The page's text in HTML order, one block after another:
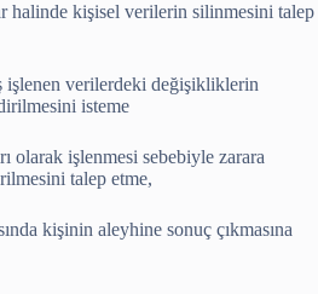
halinde kişisel verilerin silinmesini talep
işlenen verilerdeki değişikliklerin
isteme
olarak işlenmesi sebebiyle zarara
talep etme,
kişinin aleyhine sonuç çıkmasına